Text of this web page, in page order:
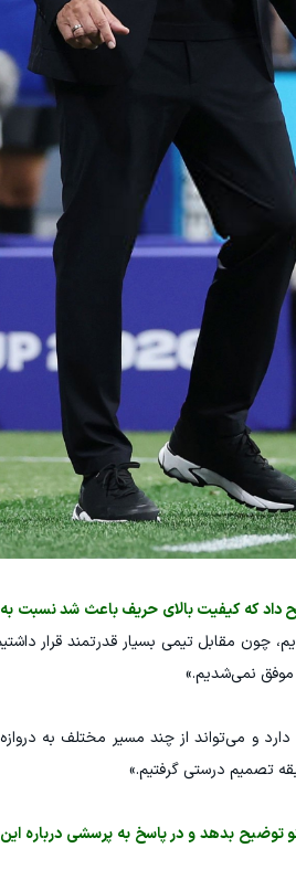
داد که کیفیت بالای حریف باعث شد نسبت
موفق نمی‌شدیم.»
و می‌تواند از چند مسیر مختلف به
تصمیم درستی گرفتیم.»
بدهد و در پاسخ به پرسشی درباره